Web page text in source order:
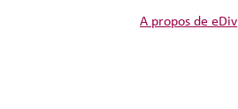
A propos de eDiv
de négociation ?